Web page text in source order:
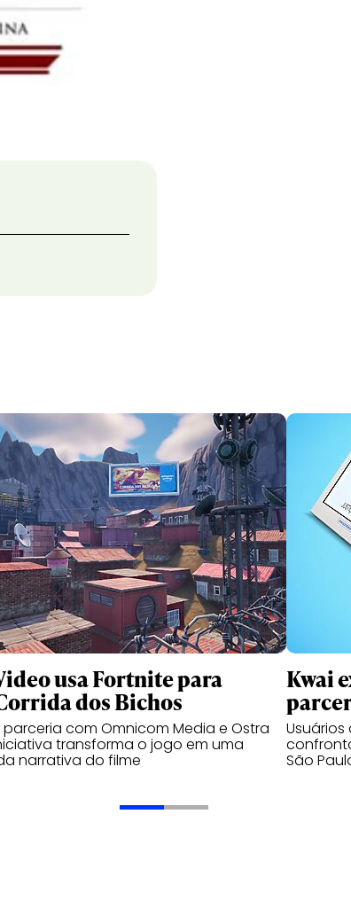
usa Fortnite para
dos Bichos
com Omnicom Media e Ostra
transforma o jogo em uma
narrativa do filme
Kwai
São